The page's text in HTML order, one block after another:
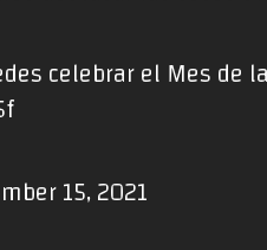
celebrar el Mes de
15, 2021